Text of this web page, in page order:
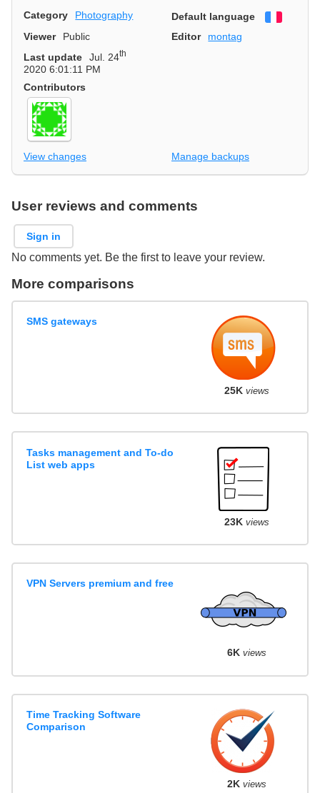
Category Photography Default language
Viewer
Public Editor
montag
Last update
Jul. 24th
2020 6:01:11 PM
Contributors
View changes Manage backups
User reviews and comments
Sign in
No comments yet. Be the first to leave your review.
More comparisons
SMS gateways
25K views
Tasks management and To-do
List web apps
23K views
VPN Servers premium and free
6K views
Time Tracking Software
Comparison
2K views